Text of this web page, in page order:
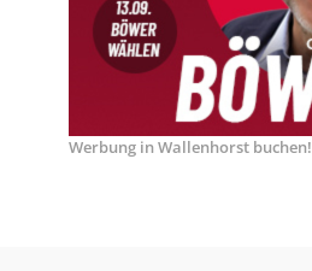
Werbung in Wallenhorst buchen!